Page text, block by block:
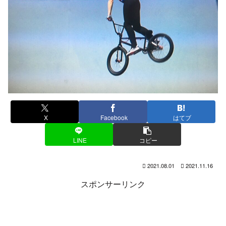
X Facebook はてブ
LINE コピー
2021.08.01 2021.11.16
スポンサーリンク